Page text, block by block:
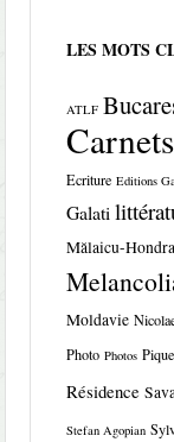
LES MOTS
ATLF
Carnets
Ecriture Editions
Galati
Mălaicu-
Moldavie
Photo Photos
Résidence
Stefan Agopian